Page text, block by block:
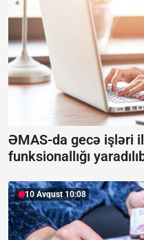
ƏMAS-da gecə işləri
funksionallığı
10 Avqust 10:08